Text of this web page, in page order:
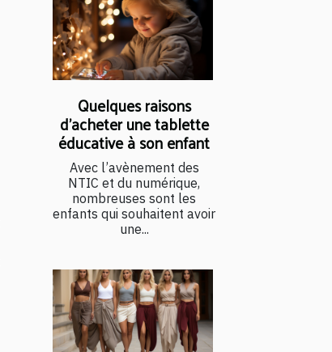
Quelques raisons
d’acheter une tablette
éducative à son enfant
Avec l’avènement des
NTIC et du numérique,
nombreuses sont les
enfants qui souhaitent avoir
une...